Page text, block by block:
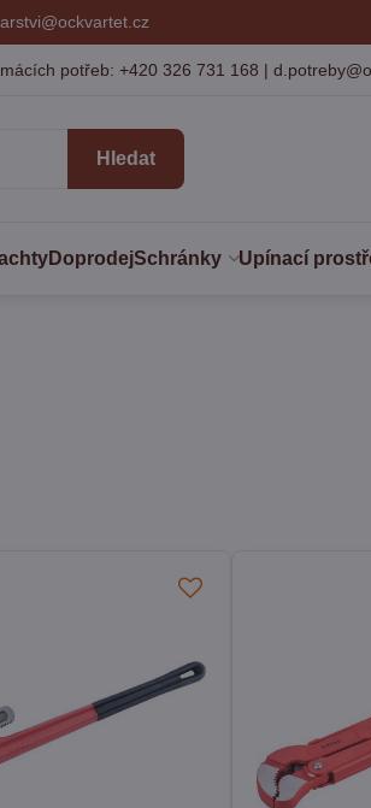
potřeb: +420 326 731 168 |
Hledat
DoprodejSchránky Upínací